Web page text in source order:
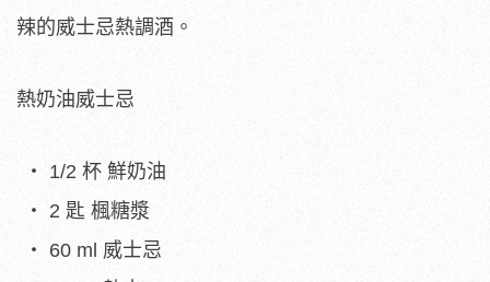
辣的威士忌熱調酒。
熱奶油威士忌
1/2 杯 鮮奶油
2 匙 楓糖漿
60 ml 威士忌